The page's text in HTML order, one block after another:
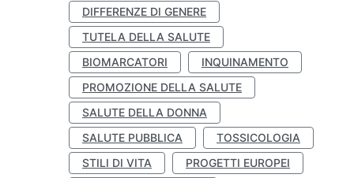
DIFFERENZE DI GENERE
TUTELA DELLA SALUTE
BIOMARCATORI
INQUINAMENTO
PROMOZIONE DELLA SALUTE
SALUTE DELLA DONNA
SALUTE PUBBLICA
TOSSICOLOGIA
STILI DI VITA
PROGETTI EUROPEI